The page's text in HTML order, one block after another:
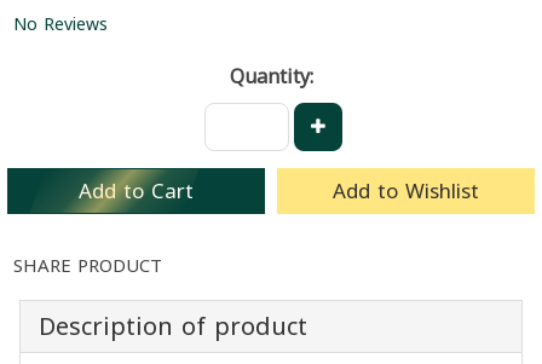
No Reviews
Quantity:
Add to Cart Add to Wishlist
SHARE PRODUCT
Description of product